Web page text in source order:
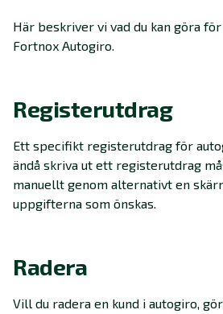
Här beskriver vi vad du kan göra
Fortnox Autogiro.
Registerutdrag
Ett specifikt registerutdrag för
ändå skriva ut ett registerutdrag
manuellt genom alternativt en
uppgifterna som önskas.
Radera
Vill du radera en kund i autogiro,